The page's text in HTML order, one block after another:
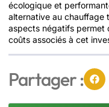
écologique et
alternative au chauffage
aspects négatifs permet
coûts associés à cet
Partager :